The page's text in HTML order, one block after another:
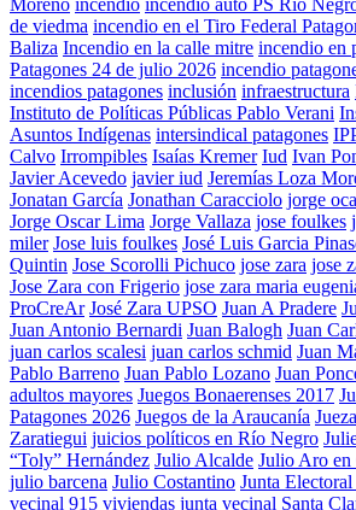
Moreno incendio incendio auto PS Río
de viedma incendio en el Tiro Federal
Baliza Incendio en la calle mitre incendio en
Patagones 24 de julio 2026 incendio
incendios patagones inclusión infraestructura
Instituto de Políticas Públicas Pablo Verani
Asuntos Indígenas intersindical patagones
Calvo Irrompibles Isaías Kremer Iud Ivan
Javier Acevedo javier iud Jeremías Loza
Jonatan García Jonathan Caracciolo jorge
Jorge Oscar Lima Jorge Vallaza jose foulkes
miler Jose luis foulkes José Luis Garcia
Quintin Jose Scorolli Pichuco jose zara jose
Jose Zara con Frigerio jose zara maria
ProCreAr José Zara UPSO Juan A Pradere
Juan Antonio Bernardi Juan Balogh Juan
juan carlos scalesi juan carlos schmid Juan
Pablo Barreno Juan Pablo Lozano Juan
adultos mayores Juegos Bonaerenses 2017
Patagones 2026 Juegos de la Araucanía
Zaratiegui juicios políticos en Río Negro
“Toly” Hernández Julio Alcalde Julio Aro en
julio barcena Julio Costantino Junta
vecinal 915 viviendas junta vecinal Santa